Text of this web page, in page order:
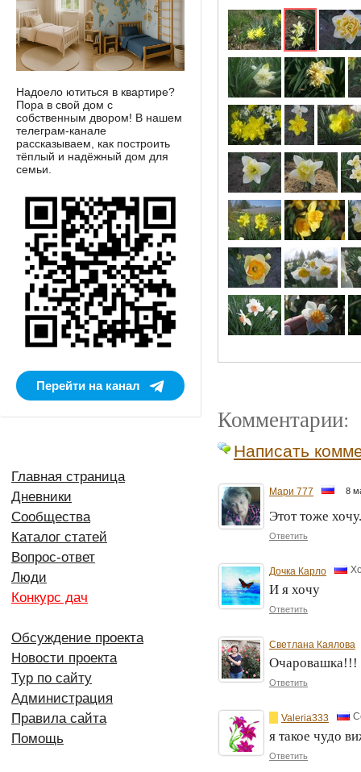
Комментарии:
Написать
Мари 777 8
Этот тоже
Ответить
Дочка Карло
И я хочу
Ответить
Светлана Каялова
Очаровашка!!!
Ответить
Valeria333
я такое чудо
Ответить
Надоело ютиться в квартире?
Пора в свой дом с
собственным двором! В нашем
телеграм-канале
рассказываем, как построить
тёплый и надёжный дом для
семьи.
Перейти на канал
Главная страница
Дневники
Сообщества
Каталог статей
Вопрос-ответ
Люди
Конкурс дач
Обсуждение проекта
Новости проекта
Тур по сайту
Администрация
Правила сайта
Помощь